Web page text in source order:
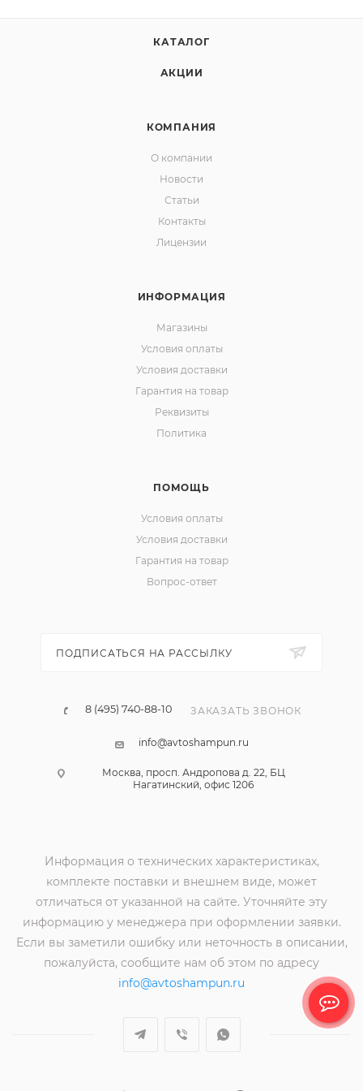
КАТАЛОГ
АКЦИИ
КОМПАНИЯ
О компании
Новости
Статьи
Контакты
Лицензии
ИНФОРМАЦИЯ
Магазины
Условия оплаты
Условия доставки
Гарантия на товар
Реквизиты
Политика
ПОМОЩЬ
Условия оплаты
Условия доставки
Гарантия на товар
Вопрос-ответ
ПОДПИСАТЬСЯ НА РАССЫЛКУ
8 (495) 740-88-10 ЗАКАЗАТЬ ЗВОНОК
info@avtoshampun.ru
Москва, просп. Андропова д. 22, БЦ
Нагатинский, офис 1206
Информация о технических характеристиках,
комплекте поставки и внешнем виде, может
отличаться от указанной на сайте. Уточняйте эту
информацию у менеджера при оформлении заявки.
Если вы заметили ошибку или неточность в описании,
пожалуйста, сообщите нам об этом по адресу
info@avtoshampun.ru